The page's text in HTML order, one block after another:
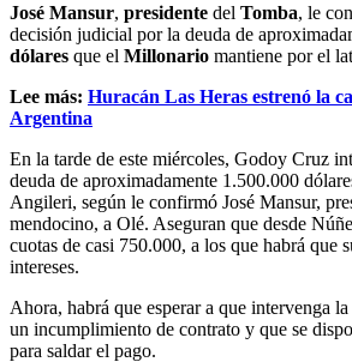
José Mansur, presidente del Tomba, le
decisión judicial por la deuda de
dólares que el Millonario mantiene por el
Lee más: Huracán Las Heras estrenó la
Argentina
En la tarde de este miércoles, Godoy Cruz
deuda de aproximadamente 1.500.000
Angileri, según le confirmó José Mansur,
mendocino, a Olé. Aseguran que desde
cuotas de casi 750.000, a los que habrá que
intereses.
Ahora, habrá que esperar a que intervenga
un incumplimiento de contrato y que se
para saldar el pago.